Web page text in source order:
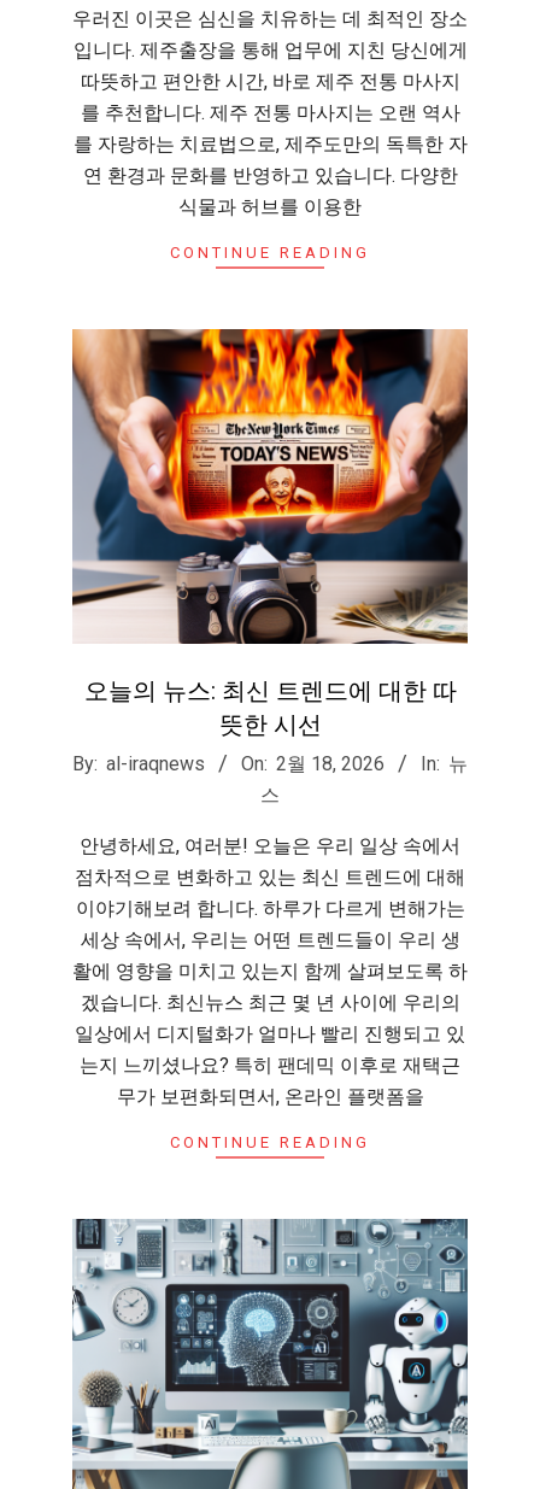
우러진 이곳은 심신을 치유하는 데 최적인 장소
입니다. 제주출장을 통해 업무에 지친 당신에게
따뜻하고 편안한 시간, 바로 제주 전통 마사지
를 추천합니다. 제주 전통 마사지는 오랜 역사
를 자랑하는 치료법으로, 제주도만의 독특한 자
연 환경과 문화를 반영하고 있습니다. 다양한
식물과 허브를 이용한
CONTINUE READING
오늘의 뉴스: 최신 트렌드에 대한 따
뜻한 시선
2026-
By: al-iraqnews On: 2월 18, 2026 In: 뉴
스
안녕하세요, 여러분! 오늘은 우리 일상 속에서
점차적으로 변화하고 있는 최신 트렌드에 대해
이야기해보려 합니다. 하루가 다르게 변해가는
세상 속에서, 우리는 어떤 트렌드들이 우리 생
활에 영향을 미치고 있는지 함께 살펴보도록 하
겠습니다. 최신뉴스 최근 몇 년 사이에 우리의
일상에서 디지털화가 얼마나 빨리 진행되고 있
는지 느끼셨나요? 특히 팬데믹 이후로 재택근
무가 보편화되면서, 온라인 플랫폼을
CONTINUE READING